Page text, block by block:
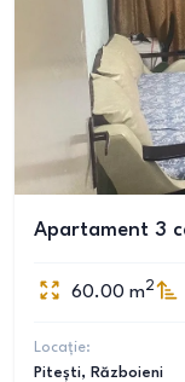
Apartament 3
60.00 m2
Locație:
Pitești, Războieni